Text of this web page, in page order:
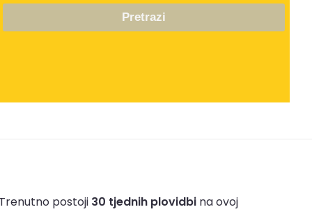
Pretrazi
Trenutno postoji 30 tjednih plovidbi na ovoj